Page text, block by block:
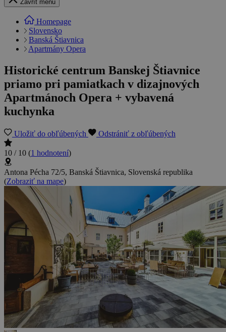
Zavřít menu
Homepage
Slovensko
Banská Štiavnica
Apartmány Opera
Historické centrum Banskej Štiavnice
priamo pri pamiatkach v dizajnových
Apartmánoch Opera + vybavená
kuchynka
Uložiť do obľúbených Odstrániť z obľúbených
10 / 10 (1 hodnotení)
Antona Pécha 72/5, Banská Štiavnica, Slovenská republika
(Zobraziť na mape)